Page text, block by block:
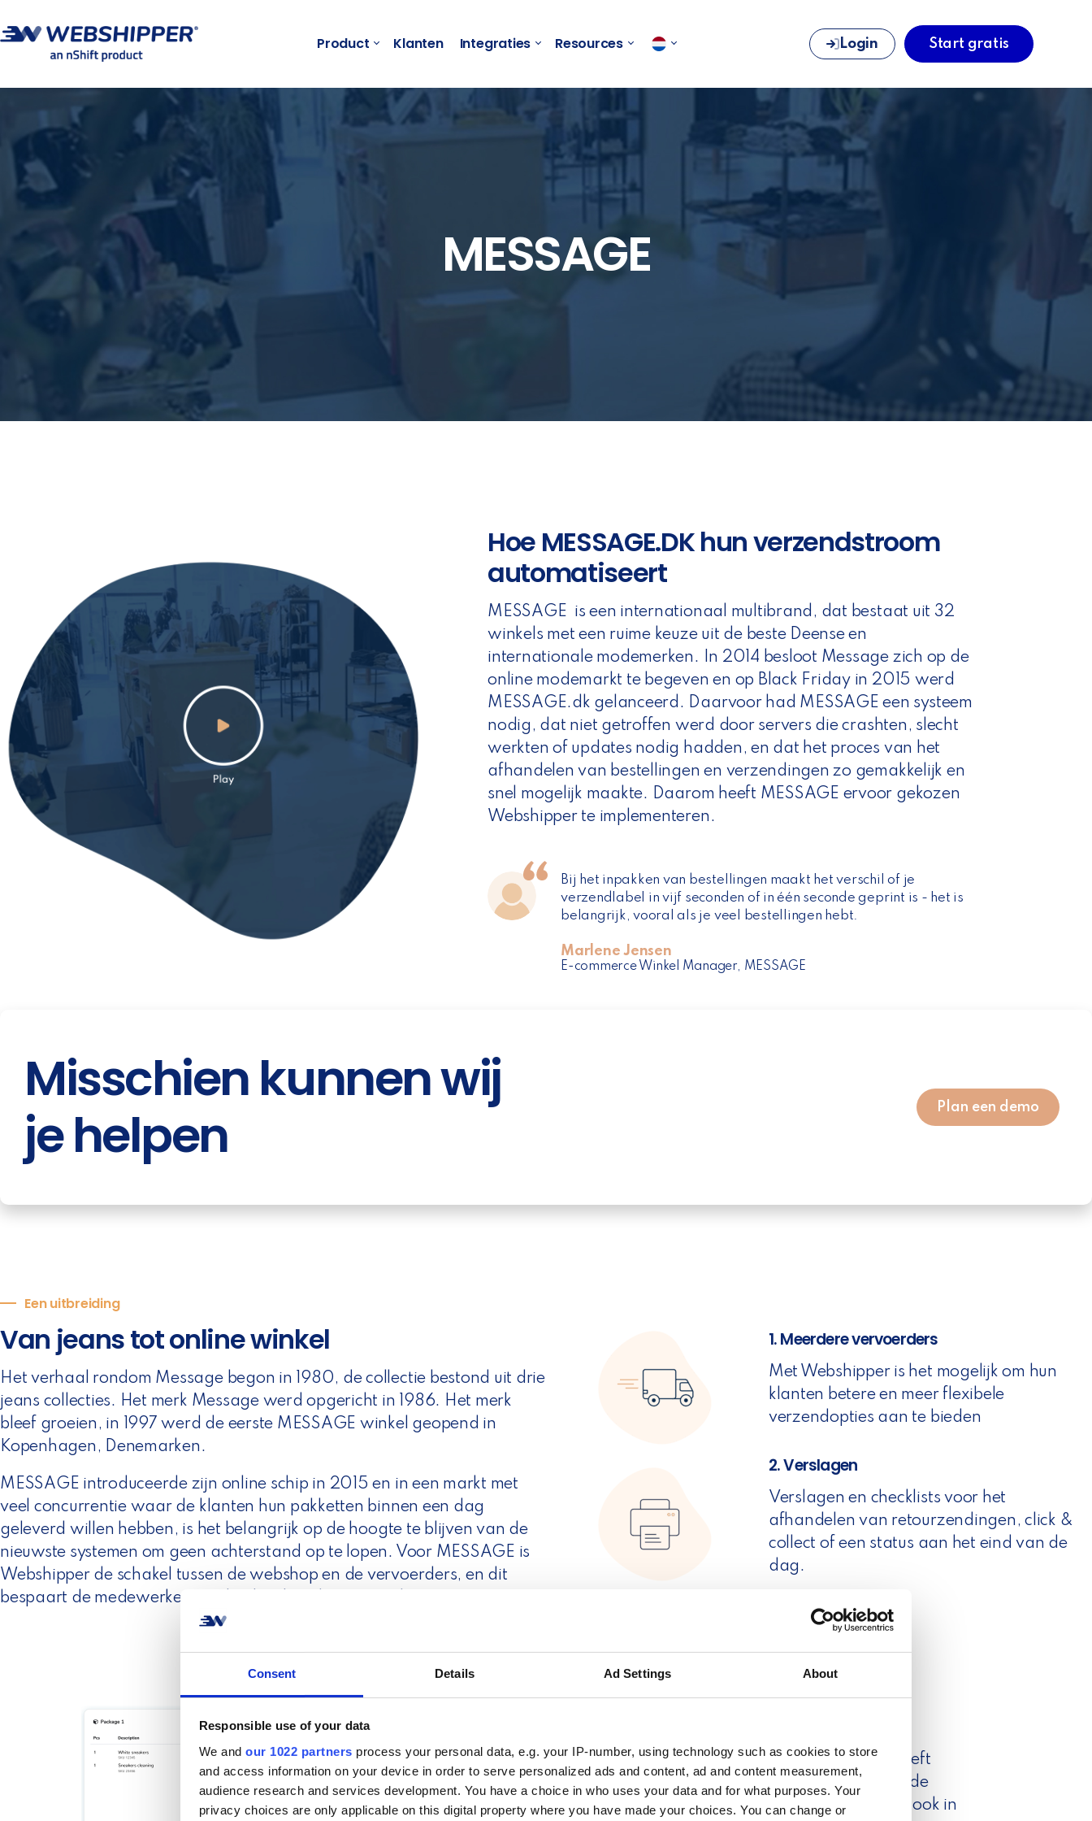
Consent Details Ad Settings About
Responsible use of your data
We and our 1022 partners process your personal data, e.g. your IP-number, using technology such as cookies to store
and access information on your device in order to serve personalized ads and content, ad and content measurement,
audience research and services development. You have a choice in who uses your data and for what purposes. Your
privacy choices are only applicable on this digital property where you have made your choices. You can change or
Product Klanten Integraties Resources Login Start gratis
MESSAGE
Hoe MESSAGE.DK hun verzendstroom
automatiseert
MESSAGE is een internationaal multibrand, dat bestaat uit 32
winkels met een ruime keuze uit de beste Deense en
internationale modemerken. In 2014 besloot Message zich op de
online modemarkt te begeven en op Black Friday in 2015 werd
MESSAGE.dk gelanceerd. Daarvoor had MESSAGE een systeem
nodig, dat niet getroffen werd door servers die crashten, slecht
werkten of updates nodig hadden, en dat het proces van het
afhandelen van bestellingen en verzendingen zo gemakkelijk en
snel mogelijk maakte. Daarom heeft MESSAGE ervoor gekozen
Webshipper te implementeren.
Bij het inpakken van bestellingen maakt het verschil of je
verzendlabel in vijf seconden of in één seconde geprint is - het is
belangrijk, vooral als je veel bestellingen hebt.
Marlene Jensen
E-commerce Winkel Manager, MESSAGE
Misschien kunnen wij
je helpen
Plan een demo
Een uitbreiding
Van jeans tot online winkel
Het verhaal rondom Message begon in 1980, de collectie bestond uit drie
jeans collecties. Het merk Message werd opgericht in 1986. Het merk
bleef groeien, in 1997 werd de eerste MESSAGE winkel geopend in
Kopenhagen, Denemarken.
MESSAGE introduceerde zijn online schip in 2015 en in een markt met
veel concurrentie waar de klanten hun pakketten binnen een dag
geleverd willen hebben, is het belangrijk op de hoogte te blijven van de
nieuwste systemen om geen achterstand op te lopen. Voor MESSAGE is
Webshipper de schakel tussen de webshop en de vervoerders, en dit
bespaart de medewerkers veel tijd en handmatig werk.
1. Meerdere vervoerders
Met Webshipper is het mogelijk om hun
klanten betere en meer flexibele
verzendopties aan te bieden
2. Verslagen
Verslagen en checklists voor het
afhandelen van retourzendingen, click &
collect of een status aan het eind van de
dag.
Na de implementatie van Webshipper in hun systemen heeft
MESSAGE vooral voordelen ondervonden, niet alleen in de
verwerking van hun verzendingen en bestellingen, maar ook in